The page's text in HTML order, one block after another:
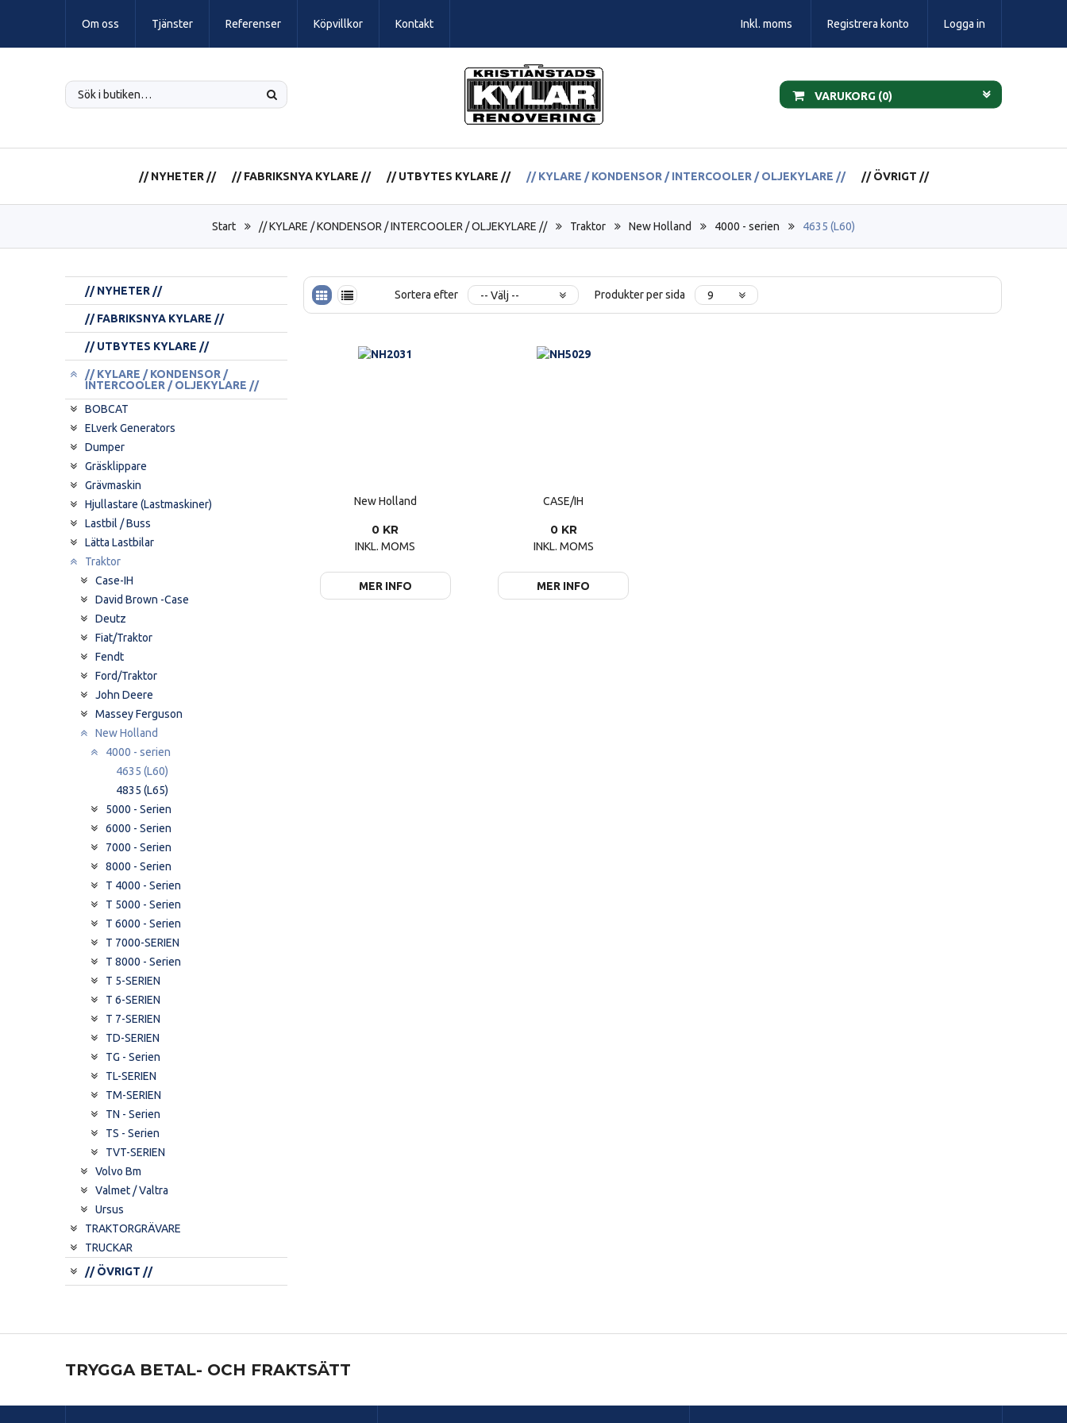
Om oss Tjänster Referenser Köpvillkor Kontakt Inkl. moms Registrera konto Logga in
VARUKORG (0)
// NYHETER // // FABRIKSNYA KYLARE // // UTBYTES KYLARE // // KYLARE / KONDENSOR / INTERCOOLER / OLJEKYLARE // // ÖVRIGT //
Start // KYLARE / KONDENSOR / INTERCOOLER / OLJEKYLARE // Traktor New Holland 4000 - serien 4635 (L60)
// NYHETER //
// FABRIKSNYA KYLARE //
// UTBYTES KYLARE //
// KYLARE / KONDENSOR /
INTERCOOLER / OLJEKYLARE //
BOBCAT
ELverk Generators
Dumper
Gräsklippare
Grävmaskin
Hjullastare (Lastmaskiner)
Lastbil / Buss
Lätta Lastbilar
Traktor
Case-IH
David Brown -Case
Deutz
Fiat/Traktor
Fendt
Ford/Traktor
John Deere
Massey Ferguson
New Holland
4000 - serien
4635 (L60)
4835 (L65)
5000 - Serien
6000 - Serien
7000 - Serien
8000 - Serien
T 4000 - Serien
T 5000 - Serien
T 6000 - Serien
T 7000-SERIEN
T 8000 - Serien
T 5-SERIEN
T 6-SERIEN
T 7-SERIEN
TD-SERIEN
TG - Serien
TL-SERIEN
TM-SERIEN
TN - Serien
TS - Serien
TVT-SERIEN
Volvo Bm
Valmet / Valtra
Ursus
TRAKTORGRÄVARE
TRUCKAR
// ÖVRIGT //
Sortera efter Produkter per sida
New Holland
0 KR
INKL. MOMS
MER INFO
CASE/IH
0 KR
INKL. MOMS
MER INFO
TRYGGA BETAL- OCH FRAKTSÄTT